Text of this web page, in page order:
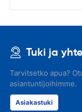
Tuki ja
Tarvitsetko apua?
asiantuntijoihimme.
Asiakastuki